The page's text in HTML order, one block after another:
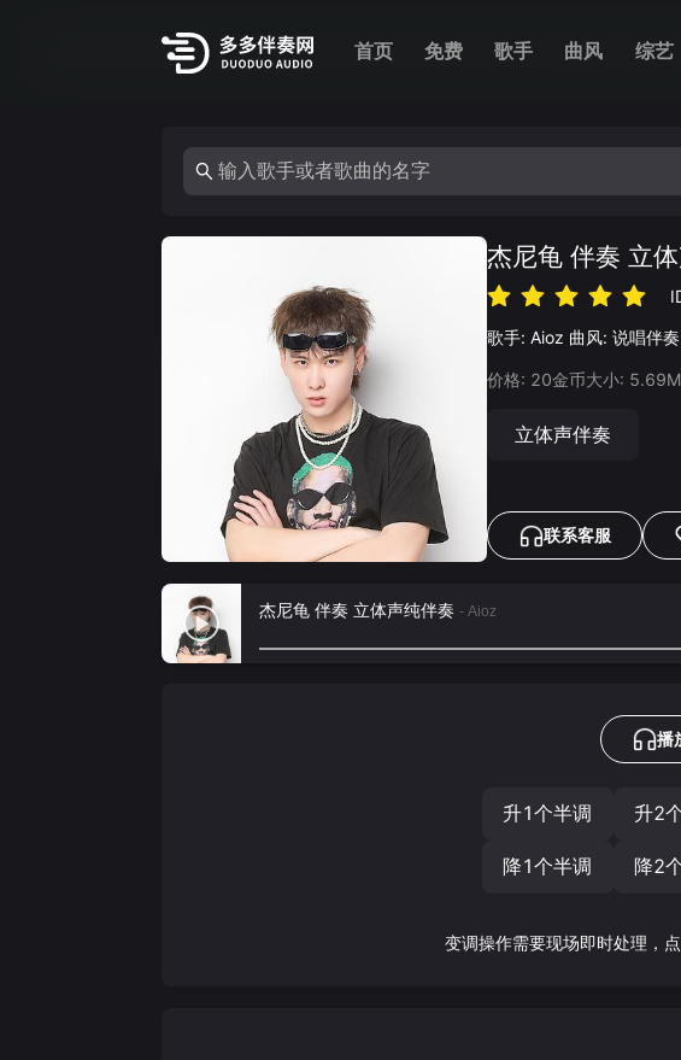
首页 免费 歌手 曲风 综艺
杰尼龟 伴奏 立
歌手: Aioz 曲风: 说唱伴奏
价格: 20金币大小: 5.69M
立体声伴奏
联系客服
杰尼龟 伴奏 立体声纯伴奏 - Aioz
播
升1个半调 升2
降1个半调 降2
变调操作需要现场即时处理，